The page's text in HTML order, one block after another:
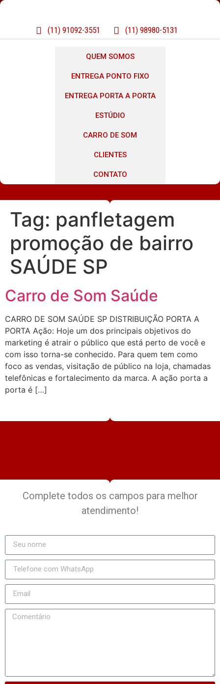
(11) 91092-3551 (11) 98980-5131
QUEM SOMOS
ENTREGA PONTO FIXO
ENTREGA PORTA A PORTA
ESTÚDIO
CARRO DE SOM
CLIENTES
CONTATO
Tag: panfletagem
promoção de bairro
SAÚDE SP
Carro de Som Saúde
CARRO DE SOM SAÚDE SP DISTRIBUIÇÃO PORTA A
PORTA Ação: Hoje um dos principais objetivos do
marketing é atrair o público que está perto de você e
com isso torna-se conhecido. Para quem tem como
foco as vendas, visitação de público na loja, chamadas
telefônicas e fortalecimento da marca. A ação porta a
porta é […]
Complete todos os campos para melhor
atendimento!